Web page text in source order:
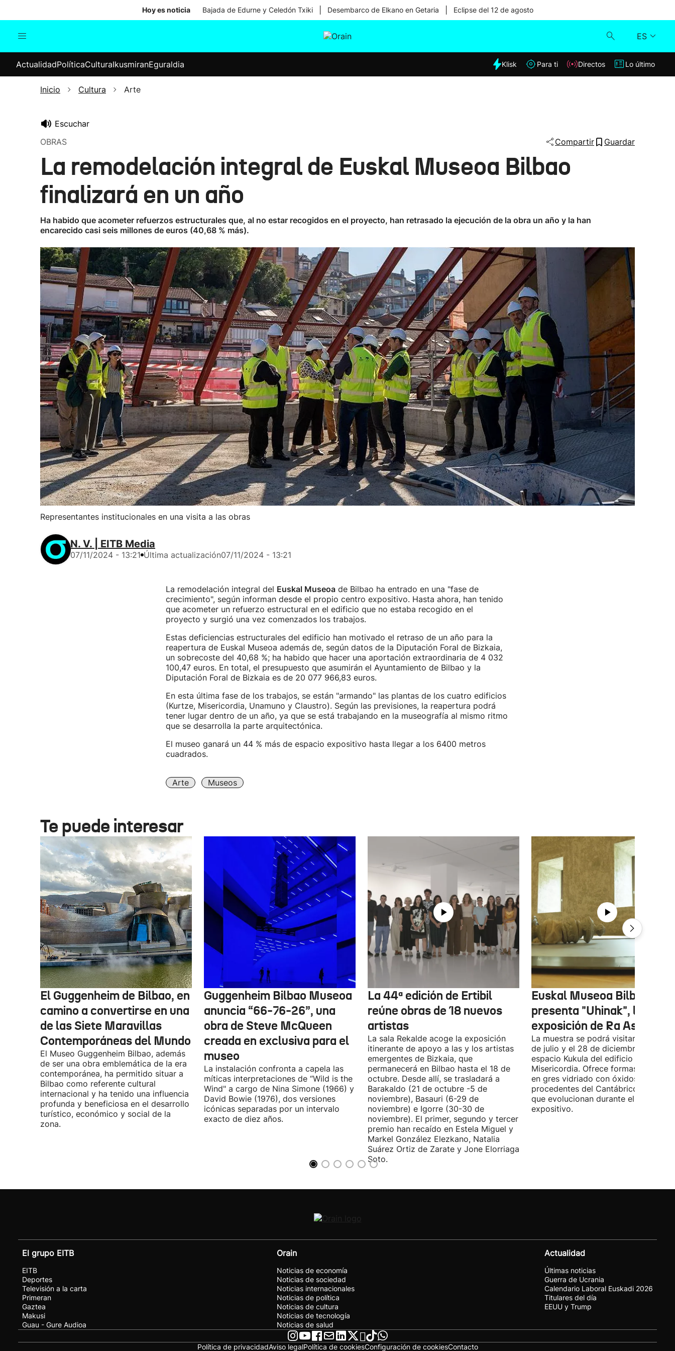
Hoy es noticia Bajada de Edurne y Celedón Txiki Desembarco de Elkano en Getaria Eclipse del 12 de agosto
ES
Internacional
Elecciones
Klisk
ActualidadPolíticaCulturaIkusmiranEguraldia Klisk Para ti Directos Lo último
Inicio Cultura Arte
Escuchar
OBRAS
Compartir Guardar
La remodelación integral de Euskal Museoa Bilbao
finalizará en un año
Ha habido que acometer refuerzos estructurales que, al no estar recogidos en el proyecto, han retrasado la ejecución de la obra un año y la han
encarecido casi seis millones de euros (40,68 % más).
Representantes institucionales en una visita a las obras
N. V. | EITB Media
07/11/2024 - 13:21 Última actualización07/11/2024 - 13:21
La remodelación integral del Euskal Museoade Bilbao ha entrado en una "fase de
crecimiento", según informan desde el propio centro expositivo. Hasta ahora, han tenido
que acometer un refuerzo estructural en el edificio que no estaba recogido en el
proyecto y surgió una vez comenzados los trabajos.
Estas deficiencias estructurales del edificio han motivado el retraso de un año para la
reapertura de Euskal Museoa además de, según datos de la Diputación Foral de Bizkaia,
un sobrecoste del 40,68 %; ha habido que hacer una aportación extraordinaria de 4 032
100,47 euros. En total, el presupuesto que asumirán el Ayuntamiento de Bilbao y la
Diputación Foral de Bizkaia es de 20 077 966,83 euros.
En esta última fase de los trabajos, se están "armando" las plantas de los cuatro edificios
(Kurtze, Misericordia, Unamuno y Claustro). Según las previsiones, la reapertura podrá
tener lugar dentro de un año, ya que se está trabajando en la museografía al mismo ritmo
que se desarrolla la parte arquitectónica.
El museo ganará un 44 % más de espacio expositivo hasta llegar a los 6400 metros
cuadrados.
Arte Museos
Te puede interesar
El Guggenheim de Bilbao, en
camino a convertirse en una
de las Siete Maravillas
Contemporáneas del Mundo
El Museo Guggenheim Bilbao, además
de ser una obra emblemática de la era
contemporánea, ha permitido situar a
Bilbao como referente cultural
internacional y ha tenido una influencia
profunda y beneficiosa en el desarrollo
turístico, económico y social de la
zona.
Guggenheim Bilbao Museoa
anuncia “66-76-26”, una
obra de Steve McQueen
creada en exclusiva para el
museo
La instalación confronta a capela las
míticas interpretaciones de “Wild is the
Wind" a cargo de Nina Simone (1966) y
David Bowie (1976), dos versiones
icónicas separadas por un intervalo
exacto de diez años.
La 44ª edición de Ertibil
reúne obras de 18 nuevos
artistas
La sala Rekalde acoge la exposición
itinerante de apoyo a las y los artistas
emergentes de Bizkaia, que
permanecerá en Bilbao hasta el 18 de
octubre. Desde allí, se trasladará a
Barakaldo (21 de octubre -5 de
noviembre), Basauri (6-29 de
noviembre) e Igorre (30-30 de
noviembre). El primer, segundo y tercer
premio han recaído en Estela Miguel y
Markel González Elezkano, Natalia
Suárez Ortiz de Zarate y Jone Elorriaga
Soto.
Euskal Museoa Bilbao
presenta "Uhinak", la
exposición de Ra Asensi
La muestra se podrá visitar entre el 8
de julio y el 28 de diciembre en el
espacio Kukula del edificio
Misericordia. Ofrece formas
en gres vidriado con óxidos y algas
procedentes del Cantábrico,
que evolucionan durante el periodo
expositivo.
El grupo EITB
EITB
Deportes
Televisión a la carta
Primeran
Gaztea
Makusi
Guau - Gure Audioa
Orain
Noticias de economía
Noticias de sociedad
Noticias internacionales
Noticias de política
Noticias de cultura
Noticias de tecnología
Noticias de salud
Actualidad
Últimas noticias
Guerra de Ucrania
Calendario Laboral Euskadi 2026
Titulares del día
EEUU y Trump
Política de privacidadAviso legalPolítica de cookiesConfiguración de cookiesContacto